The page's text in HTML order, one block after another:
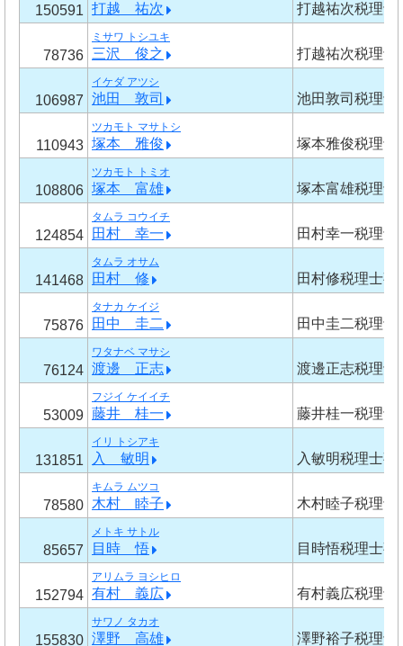
150591 打越 祐次 打越祐次税理士
78736
ミサワ トシユキ
三沢 俊之 打越祐次税理士
106987
イケダ アツシ
池田 敦司 池田敦司税理士
110943
ツカモト マサトシ
塚本 雅俊 塚本雅俊税理士
108806
ツカモト トミオ
塚本 富雄 塚本富雄税理士
124854
タムラ コウイチ
田村 幸一 田村幸一税理士
141468
タムラ オサム
田村 修 田村修税理士事
75876
タナカ ケイジ
田中 圭二 田中圭二税理士
76124
ワタナベ マサシ
渡邊 正志 渡邊正志税理士
53009
フジイ ケイイチ
藤井 桂一 藤井桂一税理士
131851
イリ トシアキ
入 敏明 入敏明税理士事
78580
キムラ ムツコ
木村 睦子 木村睦子税理士
85657
メトキ サトル
目時 悟 目時悟税理士事
152794
アリムラ ヨシヒロ
有村 義広 有村義広税理士
155830
サワノ タカオ
澤野 高雄 澤野裕子税理士